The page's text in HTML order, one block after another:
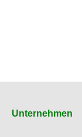
Unternehmen